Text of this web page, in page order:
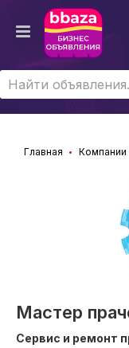
Главная Компании
Мастер
Сервис и ремонт